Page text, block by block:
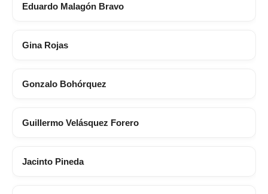
Eduardo Malagón Bravo
Gina Rojas
Gonzalo Bohórquez
Guillermo Velásquez Forero
Jacinto Pineda